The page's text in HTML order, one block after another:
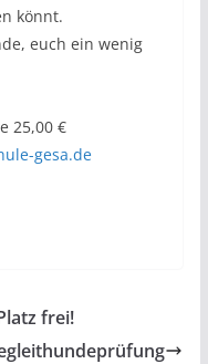
könnt.
euch ein wenig
25,00 €
gesa.de
frei!